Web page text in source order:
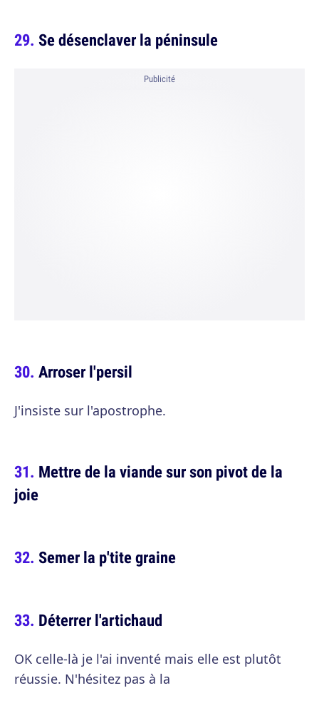
Se désenclaver la péninsule
Publicité
Arroser l'persil
J'insiste sur l'apostrophe.
Mettre de la viande sur son pivot de la
joie
Semer la p'tite graine
Déterrer l'artichaud
OK celle-là je l'ai inventé mais elle est plutôt
réussie. N'hésitez pas à la